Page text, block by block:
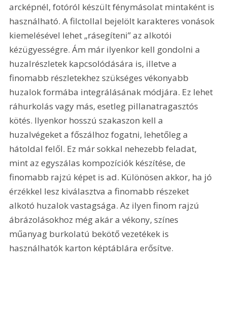
arcképnél, fotóról készült fénymásolat mintaként is
használható. A filctollal bejelölt karakteres vonások
kiemelésével lehet „rásegíteni” az alkotói
kézügyességre. Ám már ilyenkor kell gondolni a
huzalrészletek kapcsolódására is, illetve a
finomabb részletekhez szükséges vékonyabb
huzalok formába integrálásának módjára. Ez lehet
ráhurkolás vagy más, esetleg pillanatragasztós
kötés. Ilyenkor hosszú szakaszon kell a
huzalvégeket a főszálhoz fogatni, lehetőleg a
hátoldal felől. Ez már sokkal nehezebb feladat,
mint az egyszálas kompozíciók készítése, de
finomabb rajzú képet is ad. Különösen akkor, ha jó
érzékkel lesz kiválasztva a finomabb részeket
alkotó huzalok vastagsága. Az ilyen finom rajzú
ábrázolásokhoz még akár a vékony, színes
műanyag burkolatú bekötő vezetékek is
használhatók karton képtáblára erősítve.